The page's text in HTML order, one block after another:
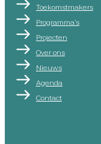
Toekomstmakers
Programma’s
Projecten
Over ons
Nieuws
Agenda
Contact